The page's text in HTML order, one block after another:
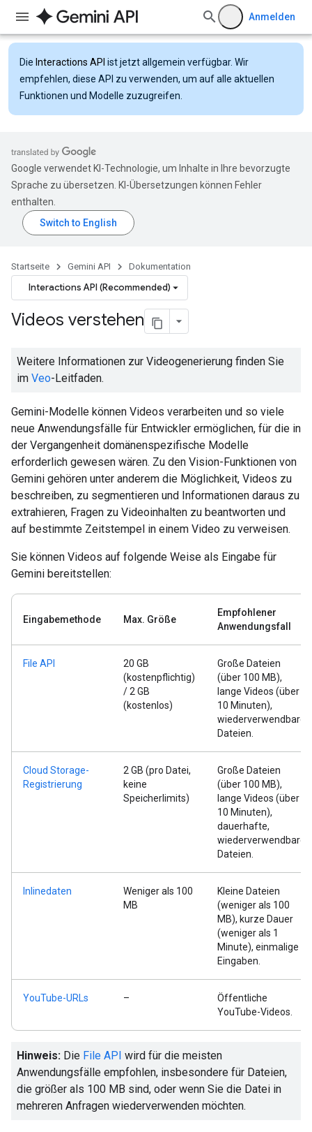
Anmelden
Die Interactions API ist jetzt allgemein verfügbar. Wir
empfehlen, diese API zu verwenden, um auf alle aktuellen
Funktionen und Modelle zuzugreifen.
Google verwendet KI-Technologie, um Inhalte in Ihre bevorzugte
Sprache zu übersetzen. KI-Übersetzungen können Fehler
enthalten.
Startseite Gemini API Dokumentation
Interactions API (Recommended)
Videos verstehen
Weitere Informationen zur Videogenerierung finden Sie
im Veo-Leitfaden.
Gemini-Modelle können Videos verarbeiten und so viele
neue Anwendungsfälle für Entwickler ermöglichen, für die in
der Vergangenheit domänenspezifische Modelle
erforderlich gewesen wären. Zu den Vision-Funktionen von
Gemini gehören unter anderem die Möglichkeit, Videos zu
beschreiben, zu segmentieren und Informationen daraus zu
extrahieren, Fragen zu Videoinhalten zu beantworten und
auf bestimmte Zeitstempel in einem Video zu verweisen.
Sie können Videos auf folgende Weise als Eingabe für
Gemini bereitstellen:
Eingabemethode Max. Größe
Empfohlener
Anwendungsfall
File API
20 GB
(kostenpflichtig)
/ 2 GB
(kostenlos)
Große Dateien
(über 100 MB),
lange Videos (über
10 Minuten),
wiederverwendbare
Dateien.
Cloud Storage-
Registrierung
2 GB (pro Datei,
keine
Speicherlimits)
Große Dateien
(über 100 MB),
lange Videos (über
10 Minuten),
dauerhafte,
wiederverwendbare
Dateien.
Inlinedaten
Weniger als 100
MB
Kleine Dateien
(weniger als 100
MB), kurze Dauer
(weniger als 1
Minute), einmalige
Eingaben.
YouTube-URLs –
Öffentliche
YouTube-Videos.
Hinweis: Die File API wird für die meisten
Anwendungsfälle empfohlen, insbesondere für Dateien,
die größer als 100 MB sind, oder wenn Sie die Datei in
mehreren Anfragen wiederverwenden möchten.